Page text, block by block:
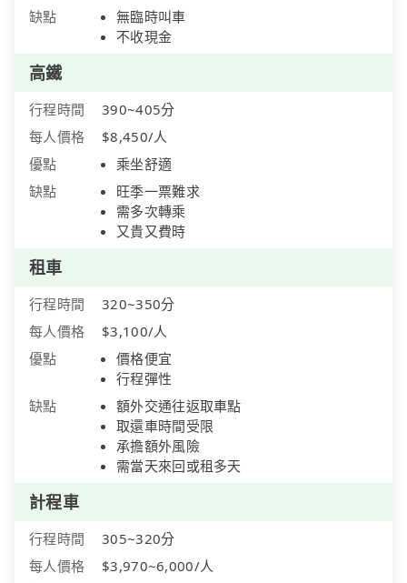
缺點
無臨時叫車
不收現金
高鐵
行程時間
390~405分
每人價格
$8,450/人
優點
乘坐舒適
缺點
旺季一票難求
需多次轉乘
又貴又費時
租車
行程時間
320~350分
每人價格
$3,100/人
優點
價格便宜
行程彈性
缺點
額外交通往返取車點
取還車時間受限
承擔額外風險
需當天來回或租多天
計程車
行程時間
305~320分
每人價格
$3,970~6,000/人